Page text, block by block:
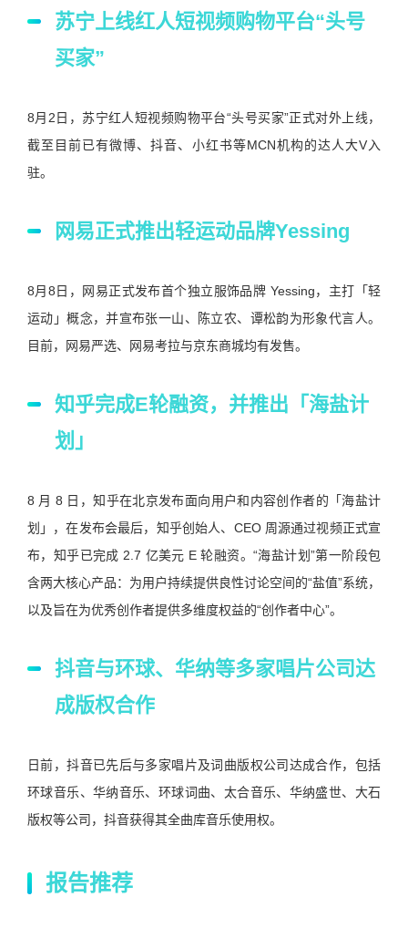
苏宁上线红人短视频购物平台“头号
买家”
8月2日，苏宁红人短视频购物平台“头号买家”正式对外上线，
截至目前已有微博、抖音、小红书等MCN机构的达人大V入
驻。
网易正式推出轻运动品牌Yessing
8月8日，网易正式发布首个独立服饰品牌 Yessing，主打「轻
运动」概念，并宣布张一山、陈立农、谭松韵为形象代言人。
目前，网易严选、网易考拉与京东商城均有发售。
知乎完成E轮融资，并推出「海盐计
划」
8 月 8 日，知乎在北京发布面向用户和内容创作者的「海盐计
划」，在发布会最后，知乎创始人、CEO 周源通过视频正式宣
布，知乎已完成 2.7 亿美元 E 轮融资。“海盐计划”第一阶段包
含两大核心产品：为用户持续提供良性讨论空间的“盐值”系统，
以及旨在为优秀创作者提供多维度权益的“创作者中心”。
抖音与环球、华纳等多家唱片公司达
成版权合作
日前，抖音已先后与多家唱片及词曲版权公司达成合作，包括
环球音乐、华纳音乐、环球词曲、太合音乐、华纳盛世、大石
版权等公司，抖音获得其全曲库音乐使用权。
报告推荐